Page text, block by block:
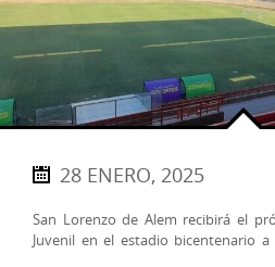
28 ENERO, 2025
San Lorenzo de Alem recibirá el
Juvenil en el estadio bicentenario a